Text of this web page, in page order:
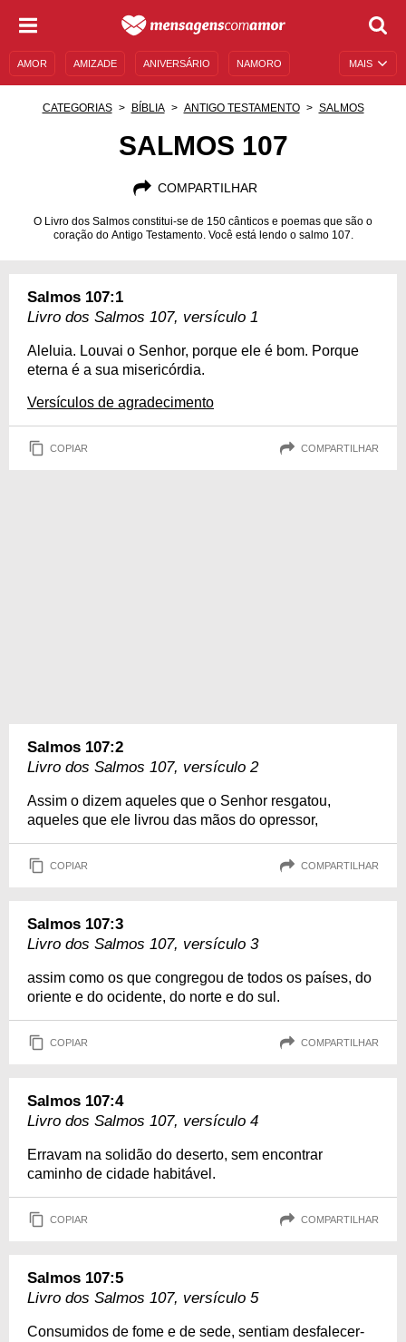
MAIS
AMOR AMIZADE ANIVERSÁRIO NAMORO
CATEGORIAS BÍBLIA ANTIGO TESTAMENTO SALMOS
SALMOS 107
COMPARTILHAR
O Livro dos Salmos constitui-se de 150 cânticos e poemas que são o
coração do Antigo Testamento. Você está lendo o salmo 107.
Salmos 107:1
Livro dos Salmos 107, versículo 1
Aleluia. Louvai o Senhor, porque ele é bom. Porque
eterna é a sua misericórdia.
Versículos de agradecimento
COPIAR COMPARTILHAR
Salmos 107:2
Livro dos Salmos 107, versículo 2
Assim o dizem aqueles que o Senhor resgatou,
aqueles que ele livrou das mãos do opressor,
COPIAR COMPARTILHAR
Salmos 107:3
Livro dos Salmos 107, versículo 3
assim como os que congregou de todos os países, do
oriente e do ocidente, do norte e do sul.
COPIAR COMPARTILHAR
Salmos 107:4
Livro dos Salmos 107, versículo 4
Erravam na solidão do deserto, sem encontrar
caminho de cidade habitável.
COPIAR COMPARTILHAR
Salmos 107:5
Livro dos Salmos 107, versículo 5
Consumidos de fome e de sede, sentiam desfalecer-